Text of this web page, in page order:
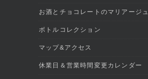
お酒とチョコレートのマリアージュ
ボトルコレクション
マップ&アクセス
休業日＆営業時間変更カレンダー